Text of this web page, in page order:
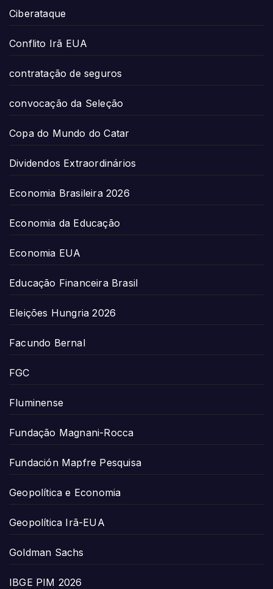
Ciberataque
Conflito Irã EUA
contratação de seguros
convocação da Seleção
Copa do Mundo do Catar
Dividendos Extraordinários
Economia Brasileira 2026
Economia da Educação
Economia EUA
Educação Financeira Brasil
Eleições Hungria 2026
Facundo Bernal
FGC
Fluminense
Fundação Magnani-Rocca
Fundación Mapfre Pesquisa
Geopolítica e Economia
Geopolítica Irã-EUA
Goldman Sachs
IBGE PIM 2026